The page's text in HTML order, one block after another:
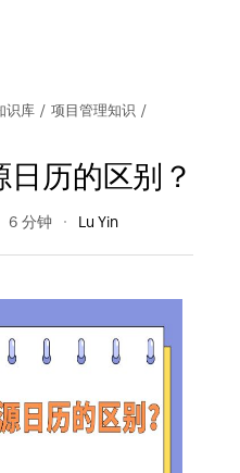
识库 / 项目管理知识 /
历的区别？
6 分钟 Lu Yin